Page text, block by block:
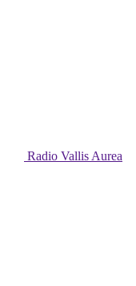
Radio Vallis Aurea